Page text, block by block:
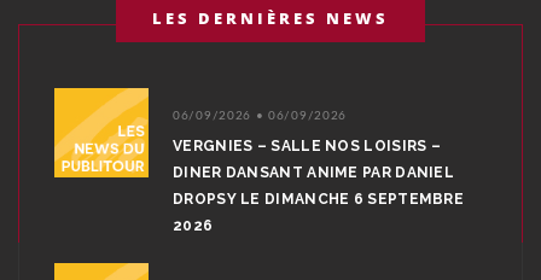
LES DERNIÈRES NEWS
06/09/2026 • 06/09/2026
VERGNIES – SALLE NOS LOISIRS –
DINER DANSANT ANIME PAR DANIEL
DROPSY LE DIMANCHE 6 SEPTEMBRE
2026